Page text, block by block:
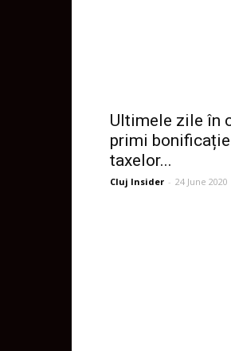
Ultimele zile în
primi
taxelor...
Cluj Insider - 24 June 2020